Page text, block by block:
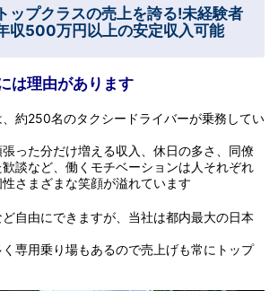
ップクラスの売上を誇る!未経験者
収500万円以上の安定収入可能
は理由があります
約250名のタクシードライバーが乗務してい
った分だけ増える収入、休日の多さ、同僚
談など、働くモチベーションは人それぞれ
さまざまな笑顔が溢れています
自由にできますが、当社は都内最大の日本
専用乗り場もあるので売上げも常にトップ